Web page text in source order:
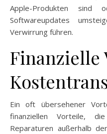
Apple-Produkten
Softwareupdates
Verwirrung führen.
Finanzielle
Ein oft übersehener
finanziellen Vorteile,
Reparaturen außerhalb